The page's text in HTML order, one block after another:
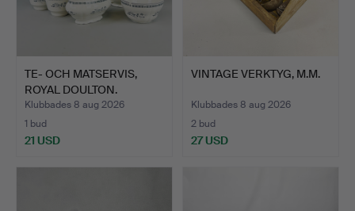
TE- OCH MATSERVIS,
ROYAL DOULTON.
Klubbades 8 aug 2026
1 bud
21 USD
VINTAGE VERKTYG, M.M.
Klubbades 8 aug 2026
2 bud
27 USD